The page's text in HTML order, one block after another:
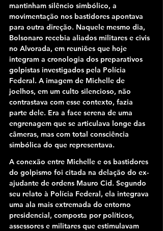
mantinham silêncio simbólico, a
movimentação nos bastidores apontava
para outra direção. Naquele mesmo dia,
Bolsonaro recebia aliados militares e civis
no Alvorada, em reuniões que hoje
integram a cronologia dos preparativos
golpistas investigados pela Polícia
Federal. A imagem de Michelle de
joelhos, em um culto silencioso, não
contrastava com esse contexto, fazia
parte dele. Era a face serena de uma
engrenagem que se articulava longe das
câmeras, mas com total consciência
simbólica do que representava.
A conexão entre Michelle e os bastidores
do golpismo foi citada na delação do ex-
ajudante de ordens Mauro Cid. Segundo
seu relato à Polícia Federal, ela integrava
uma ala mais extremada do entorno
presidencial, composta por políticos,
assessores e militares que estimulavam